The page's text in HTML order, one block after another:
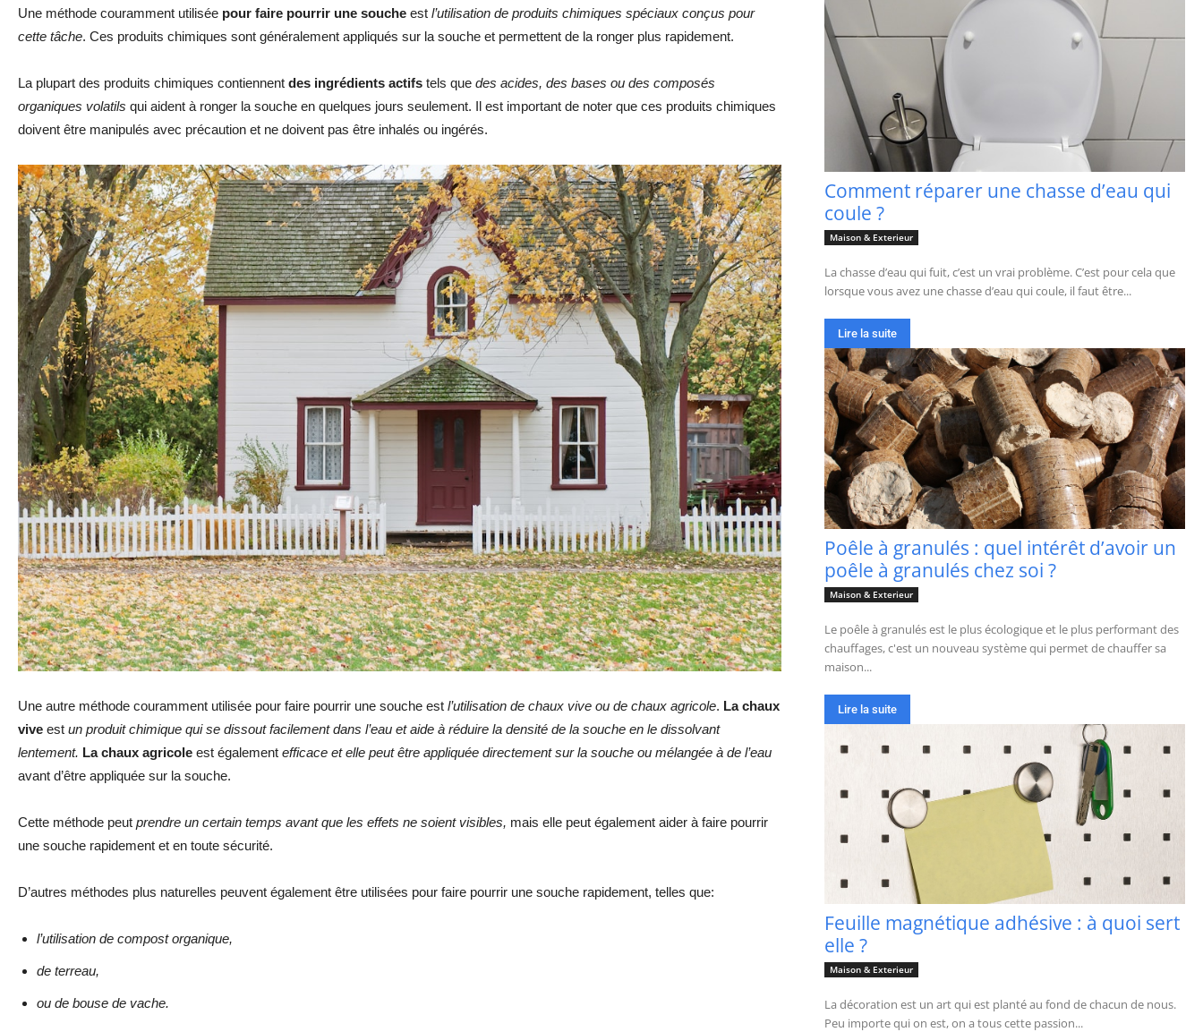
Une méthode couramment utilisée pour faire pourrir une souche est l’utilisation de produits chimiques spéciaux conçus pour
cette tâche. Ces produits chimiques sont généralement appliqués sur la souche et permettent de la ronger plus rapidement.
La plupart des produits chimiques contiennent des ingrédients actifs tels que des acides, des bases ou des composés
organiques volatils qui aident à ronger la souche en quelques jours seulement. Il est important de noter que ces produits chimiques
doivent être manipulés avec précaution et ne doivent pas être inhalés ou ingérés.
Une autre méthode couramment utilisée pour faire pourrir une souche est l’utilisation de chaux vive ou de chaux agricole. La chaux
vive est un produit chimique qui se dissout facilement dans l’eau et aide à réduire la densité de la souche en le dissolvant
lentement. La chaux agricole est également efficace et elle peut être appliquée directement sur la souche ou mélangée à de l’eau
avant d’être appliquée sur la souche.
Cette méthode peut prendre un certain temps avant que les effets ne soient visibles, mais elle peut également aider à faire pourrir
une souche rapidement et en toute sécurité.
D’autres méthodes plus naturelles peuvent également être utilisées pour faire pourrir une souche rapidement, telles que:
l’utilisation de compost organique,
de terreau,
ou de bouse de vache.
Comment réparer une chasse d’eau qui
coule ?
Maison & Exterieur
La chasse d’eau qui fuit, c’est un vrai problème. C’est pour cela que
lorsque vous avez une chasse d’eau qui coule, il faut être...
Lire la suite
Poêle à granulés : quel intérêt d’avoir un
poêle à granulés chez soi ?
Maison & Exterieur
Le poêle à granulés est le plus écologique et le plus performant des
chauffages, c'est un nouveau système qui permet de chauffer sa
maison...
Lire la suite
Feuille magnétique adhésive : à quoi sert
elle ?
Maison & Exterieur
La décoration est un art qui est planté au fond de chacun de nous.
Peu importe qui on est, on a tous cette passion...